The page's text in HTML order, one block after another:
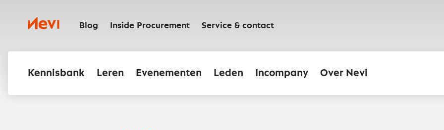
inhoudNevi Blog Inside Procurement Service & contact
Kennisbank Leren Evenementen Leden Incompany Over Nevi